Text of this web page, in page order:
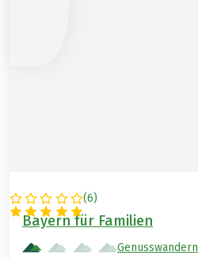
(6)
DEUTSCHLAND
Bayern für Familien
Genusswandern